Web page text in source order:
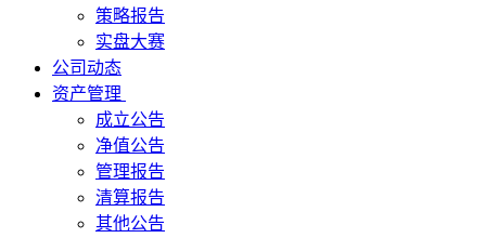
策略报告
实盘大赛
公司动态
资产管理
成立公告
净值公告
管理报告
清算报告
其他公告